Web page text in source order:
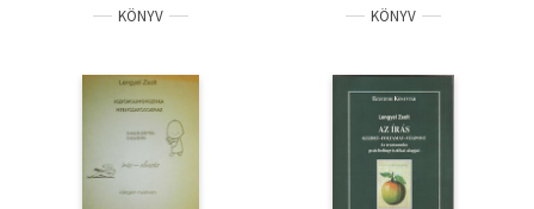
KÖNYV KÖNYV